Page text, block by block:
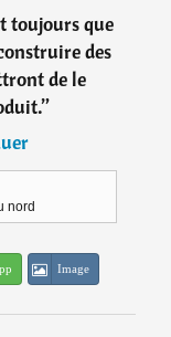
toujours que
des
de le
”
nord
Image